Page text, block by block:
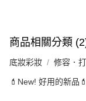
商品相關分類
底妝彩妝 修容．
💄New! 好用的新品💄